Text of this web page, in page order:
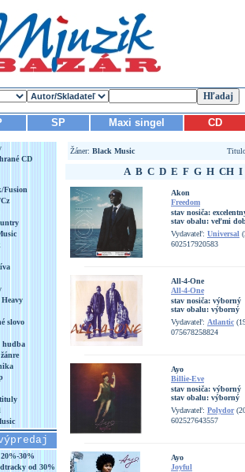
SP Maxi singel CD
CD
Fusion
slovo
hudba
30%
od 30%
Žáner: Black Music
A B C D E F G H CH I
Akon
Freedom
stav nosiča:
stav obalu: veľmi
Vydavateľ: Universal
602517920583
All-4-One
All-4-One
stav nosiča: výborný
stav obalu: výborný
Vydavateľ: Atlantic
075678258824
Ayo
Billie-Eve
stav nosiča: výborný
stav obalu: výborný
Vydavateľ: Polydor
602527643557
Ayo
Joyful